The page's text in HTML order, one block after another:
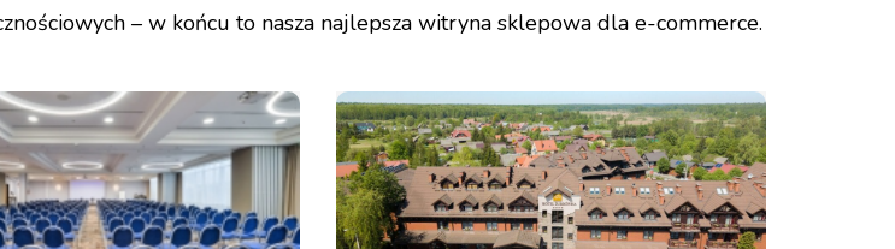
– w końcu to nasza najlepsza witryna sklepowa dla e-commerce.